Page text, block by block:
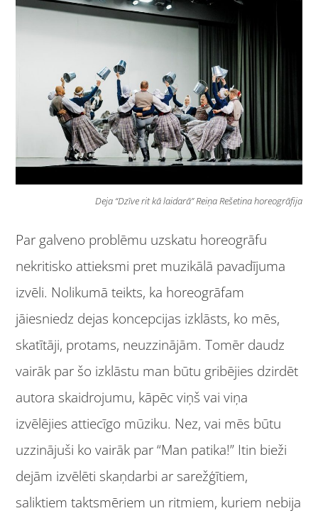
Deja “Dzīve rit kā laidarā” Reiņa Rešetina horeogrāfija
Par galveno problēmu uzskatu horeogrāfu
nekritisko attieksmi pret muzikālā pavadījuma
izvēli. Nolikumā teikts, ka horeogrāfam
jāiesniedz dejas koncepcijas izklāsts, ko mēs,
skatītāji, protams, neuzzinājām. Tomēr daudz
vairāk par šo izklāstu man būtu gribējies dzirdēt
autora skaidrojumu, kāpēc viņš vai viņa
izvēlējies attiecīgo mūziku. Nez, vai mēs būtu
uzzinājuši ko vairāk par “Man patika!” Itin bieži
dejām izvēlēti skaņdarbi ar sarežģītiem,
saliktiem taktsmēriem un ritmiem, kuriem nebija